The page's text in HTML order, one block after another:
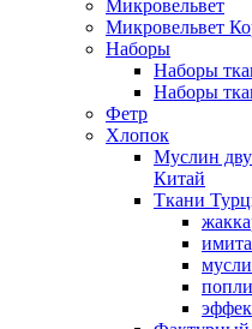
Микровельвет
Микровельвет
Наборы
Наборы
Наборы
Фетр
Хлопок
Муслин
Китай
Ткани